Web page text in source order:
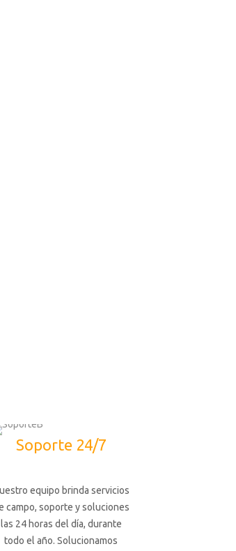
Soporte 24/7
equipo brinda servicios
campo, soporte y soluciones
las 24 horas del día, durante
todo el año. Solucionamos